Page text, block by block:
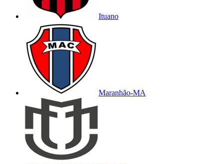
Ituano
Maranhão-MA